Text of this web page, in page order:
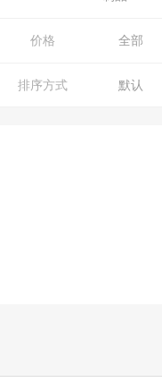
价格 全部
排序方式 默认